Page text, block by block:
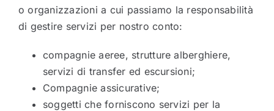
o organizzazioni a cui passiamo la responsabilità
di gestire servizi per nostro conto:
compagnie aeree, strutture alberghiere,
servizi di transfer ed escursioni;
Compagnie assicurative;
soggetti che forniscono servizi per la